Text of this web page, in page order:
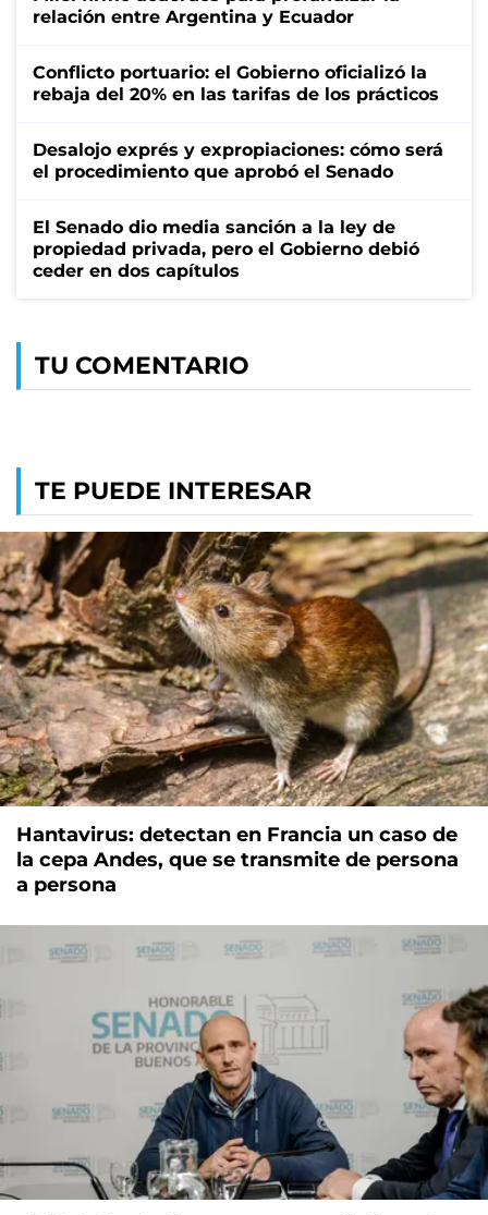
relación entre Argentina y Ecuador
Conflicto portuario: el Gobierno oficializó la
rebaja del 20% en las tarifas de los prácticos
Desalojo exprés y expropiaciones: cómo será
el procedimiento que aprobó el Senado
El Senado dio media sanción a la ley de
propiedad privada, pero el Gobierno debió
ceder en dos capítulos
TU COMENTARIO
TE PUEDE INTERESAR
Hantavirus: detectan en Francia un caso de
la cepa Andes, que se transmite de persona
a persona